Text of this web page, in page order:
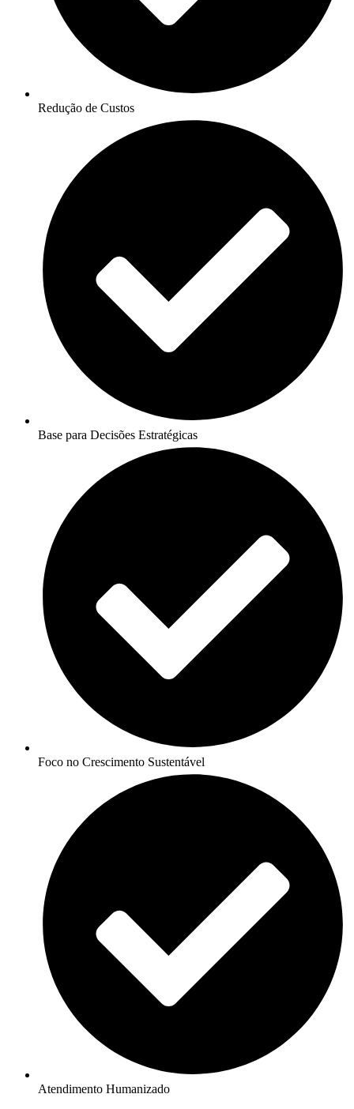
Redução de Custos
Base para Decisões Estratégicas
Foco no Crescimento Sustentável
Atendimento Humanizado